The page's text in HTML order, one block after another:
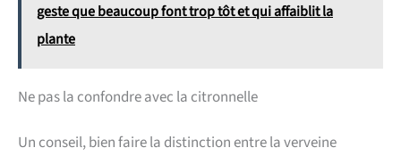
geste que beaucoup font trop tôt et qui affaiblit la
plante
Ne pas la confondre avec la citronnelle
Un conseil, bien faire la distinction entre la verveine